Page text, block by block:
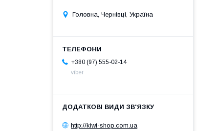
Головна, Чернівці, Україна
+380 (97) 555-02-14
viber
http://kiwi-shop.com.ua